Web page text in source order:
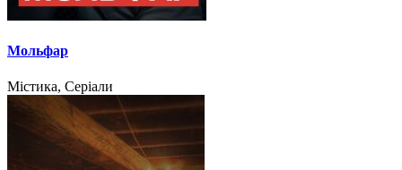
Мольфар
Містика, Серіали